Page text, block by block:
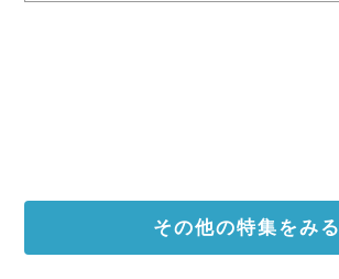
その他の特集をみる